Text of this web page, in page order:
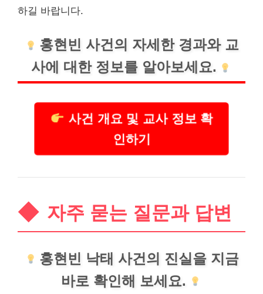
하길 바랍니다.
홍현빈 사건의 자세한 경과와 교
사에 대한 정보를 알아보세요.
사건 개요 및 교사 정보 확
인하기
자주 묻는 질문과 답변
홍현빈 낙태 사건의 진실을 지금
바로 확인해 보세요.